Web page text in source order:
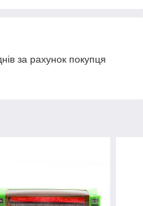
за рахунок покупця